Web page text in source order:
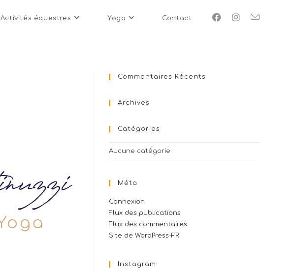
Activités équestres Yoga Contact
Commentaires Récents
Archives
Catégories
Aucune catégorie
Méta
Connexion
Flux des publications
Flux des commentaires
Site de WordPress-FR
Instagram